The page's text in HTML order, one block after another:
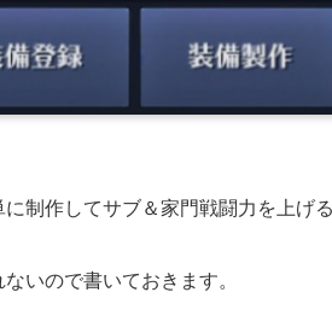
制作してサブ＆家門戦闘力を上げる
いので書いておきます。